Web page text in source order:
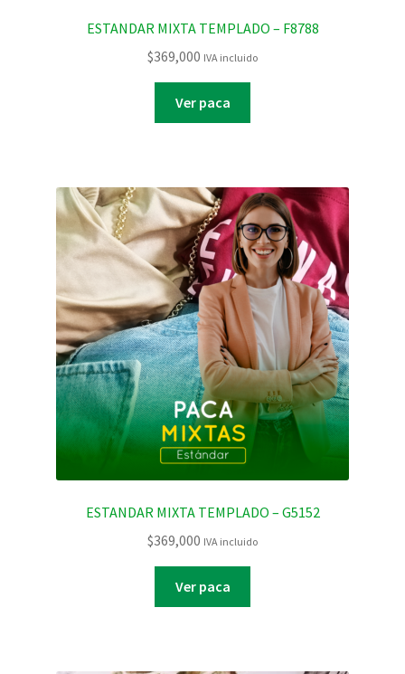
ESTANDAR MIXTA TEMPLADO – F8788
$369,000 IVA incluido
Ver paca
ESTANDAR MIXTA TEMPLADO – G5152
$369,000 IVA incluido
Ver paca